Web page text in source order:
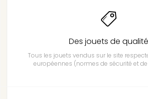
Des jouets de qualité
Tous les jouets vendus sur le site
européennes (normes de sécurité et de